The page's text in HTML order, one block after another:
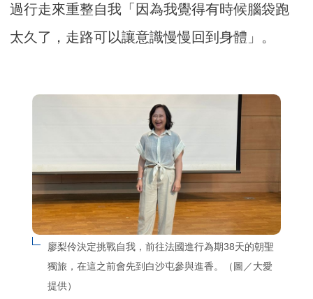
過行走來重整自我「因為我覺得有時候腦袋跑
太久了，走路可以讓意識慢慢回到身體」。
廖梨伶決定挑戰自我，前往法國進行為期38天的朝聖
獨旅，在這之前會先到白沙屯參與進香。（圖／大愛
提供）